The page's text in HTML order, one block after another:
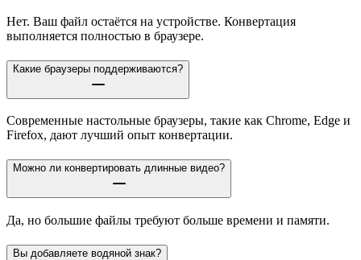
Нет. Ваш файл остаётся на устройстве. Конвертация
выполняется полностью в браузере.
Какие браузеры поддерживаются?
Современные настольные браузеры, такие как Chrome, Edge и
Firefox, дают лучший опыт конвертации.
Можно ли конвертировать длинные видео?
Да, но большие файлы требуют больше времени и памяти.
Вы добавляете водяной знак?